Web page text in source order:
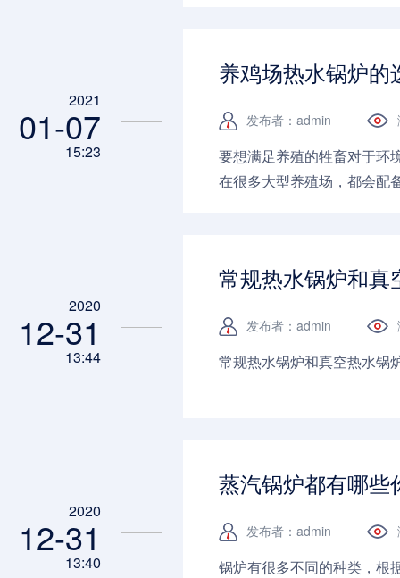
2021
01-07
15:23
养鸡场热水锅炉的
发布者：admin
要想满足养殖的牲畜对于环
在很多大型养殖场，都会配
2020
12-31
13:44
常规热水锅炉和真
发布者：admin
常规热水锅炉和真空热水锅
2020
12-31
13:40
蒸汽锅炉都有哪些
发布者：admin
锅炉有很多不同的种类，根